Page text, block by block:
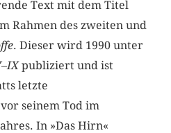
Text mit dem Titel
Rahmen des zweiten und
. Dieser wird 1990 unter
–IXpubliziert und ist
letzte
seinem Tod im
In »Das Hirn«